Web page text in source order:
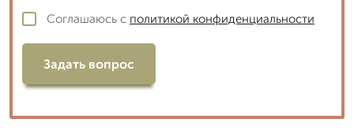
Соглашаюсь с политикой конфиденциальности
Задать вопрос